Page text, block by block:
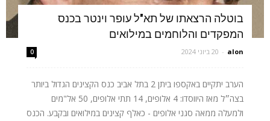
בוטלה הרצאתו של תא"ל עופר וינטר בכנס
המפקדים והלוחמים במילואים
alon
- 20 ביוני 2024 0
הערב יתקיים באקספו ביתן 2 בתל אביב כנס הקצינים הגדול ביותר
בצה״ל מאז היווסדו: 4 אלופים, 14 תתי אלופים, 50 אל"מים
ולמעלה ממאה סגני אלופים - כאלף קצינים במילואים ובקבע. הכנס